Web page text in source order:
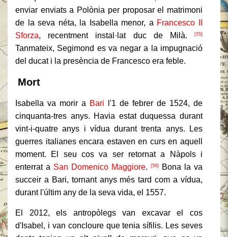
enviar enviats a Polònia per proposar el matrimoni
de la seva néta, la Isabella menor, a Francesco II
Sforza, recentment instal·lat duc de Milà. [55]
Tanmateix, Segimond es va negar a la impugnació
del ducat i la presència de Francesco era feble.
Mort
Isabella va morir a Bari l'1 de febrer de 1524, de
cinquanta-tres anys. Havia estat duquessa durant
vint-i-quatre anys i vídua durant trenta anys.
Les
guerres italianes encara estaven en curs en aquell
moment.
El seu cos va ser retornat a Nàpols i
enterrat a San Domenico Maggiore. [56]
Bona la va
succeir a Bari, tornant anys més tard com a vídua,
durant l'últim any de la seva vida, el 1557.
El 2012, els antropòlegs van excavar el cos
d'Isabel, i van concloure que tenia sífilis. Les seves